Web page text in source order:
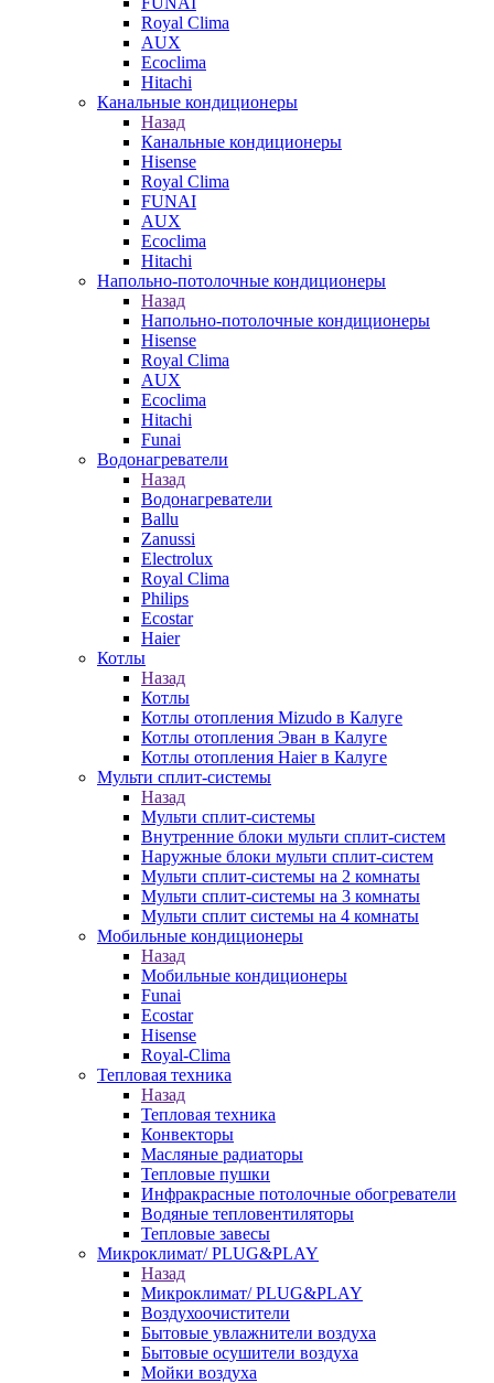
Royal Clima
AUX
Ecoclima
Hitachi
Канальные кондиционеры
Назад
Канальные кондиционеры
Hisense
Royal Clima
FUNAI
AUX
Ecoclima
Hitachi
Напольно-потолочные кондиционеры
Назад
Напольно-потолочные кондиционеры
Hisense
Royal Clima
AUX
Ecoclima
Hitachi
Funai
Водонагреватели
Назад
Водонагреватели
Ballu
Zanussi
Electrolux
Royal Clima
Philips
Ecostar
Haier
Котлы
Назад
Котлы
Котлы отопления Mizudo в Калуге
Котлы отопления Эван в Калуге
Котлы отопления Haier в Калуге
Мульти сплит-системы
Назад
Мульти сплит-системы
Внутренние блоки мульти сплит-систем
Наружные блоки мульти сплит-систем
Мульти сплит-системы на 2 комнаты
Мульти сплит-системы на 3 комнаты
Мульти сплит системы на 4 комнаты
Мобильные кондиционеры
Назад
Мобильные кондиционеры
Funai
Ecostar
Hisense
Royal-Clima
Тепловая техника
Назад
Тепловая техника
Конвекторы
Масляные радиаторы
Тепловые пушки
Инфракрасные потолочные обогреватели
Водяные тепловентиляторы
Тепловые завесы
Микроклимат/ PLUG&PLAY
Назад
Микроклимат/ PLUG&PLAY
Воздухоочистители
Бытовые увлажнители воздуха
Бытовые осушители воздуха
Мойки воздуха